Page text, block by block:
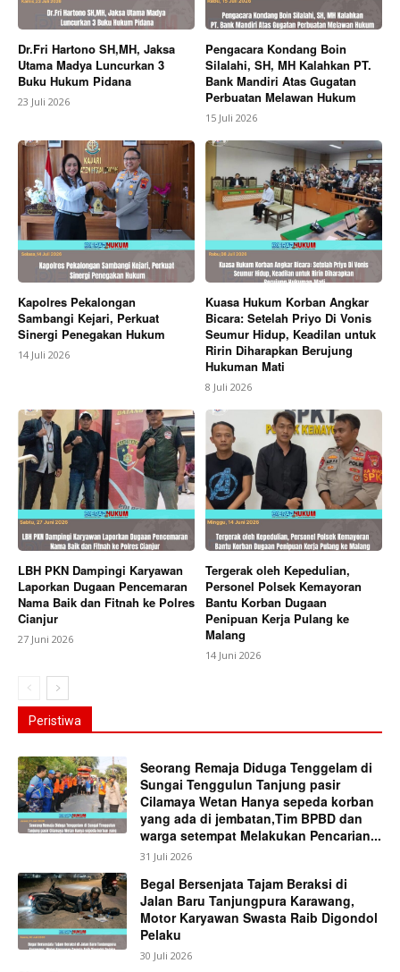
Dr.Fri Hartono SH,MH, Jaksa
Utama Madya Luncurkan 3
Buku Hukum Pidana
23 Juli 2026
Pengacara Kondang Boin
Silalahi, SH, MH Kalahkan PT.
Bank Mandiri Atas Gugatan
Perbuatan Melawan Hukum
15 Juli 2026
Kapolres Pekalongan
Sambangi Kejari, Perkuat
Sinergi Penegakan Hukum
14 Juli 2026
Kuasa Hukum Korban Angkar
Bicara: Setelah Priyo Di Vonis
Seumur Hidup, Keadilan untuk
Ririn Diharapkan Berujung
Hukuman Mati
8 Juli 2026
LBH PKN Dampingi Karyawan
Laporkan Dugaan Pencemaran
Nama Baik dan Fitnah ke Polres
Cianjur
27 Juni 2026
Tergerak oleh Kepedulian,
Personel Polsek Kemayoran
Bantu Korban Dugaan
Penipuan Kerja Pulang ke
Malang
14 Juni 2026
Peristiwa
Seorang Remaja Diduga Tenggelam di
Sungai Tenggulun Tanjung pasir
Cilamaya Wetan Hanya sepeda korban
yang ada di jembatan,Tim BPBD dan
warga setempat Melakukan Pencarian...
31 Juli 2026
Begal Bersenjata Tajam Beraksi di
Jalan Baru Tanjungpura Karawang,
Motor Karyawan Swasta Raib Digondol
Pelaku
30 Juli 2026